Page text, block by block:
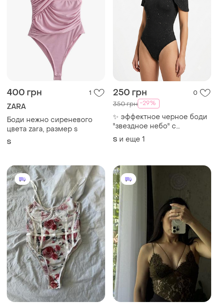
400 грн 1
ZARA
Боди нежно сиреневого
цвета zara, размер s
S
250 грн 0
350 грн -29%
​✨ эффектное черное боди
"звездное небо" с
асимметричным дизайном
S и еще 1